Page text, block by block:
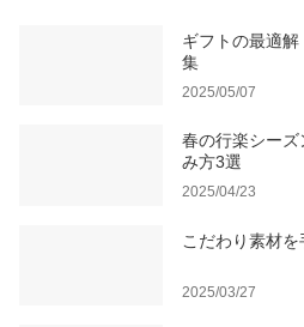
ギフトの最適
集
2025/05/07
春の行楽シーズ
み方3選
2025/04/23
こだわり素材を
2025/03/27